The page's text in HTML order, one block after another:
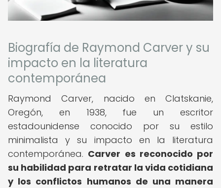
Biografía de Raymond Carver y su
impacto en la literatura
contemporánea
Raymond Carver, nacido en Clatskanie,
Oregón, en 1938, fue un escritor
estadounidense conocido por su estilo
minimalista y su impacto en la literatura
contemporánea. Carver es reconocido por
su habilidad para retratar la vida cotidiana
y los conflictos humanos de una manera